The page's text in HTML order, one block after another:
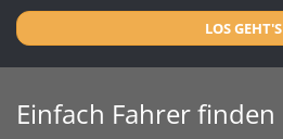
LOS GEHT'S
Einfach Fahrer finden